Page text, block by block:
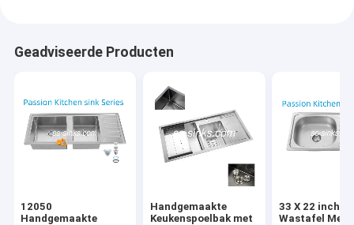
Geadviseerde Producten
12050
Handgemaakte
Handgemaakte
Keukenspoelbak met
33 X 22 inch
Wastafel Met